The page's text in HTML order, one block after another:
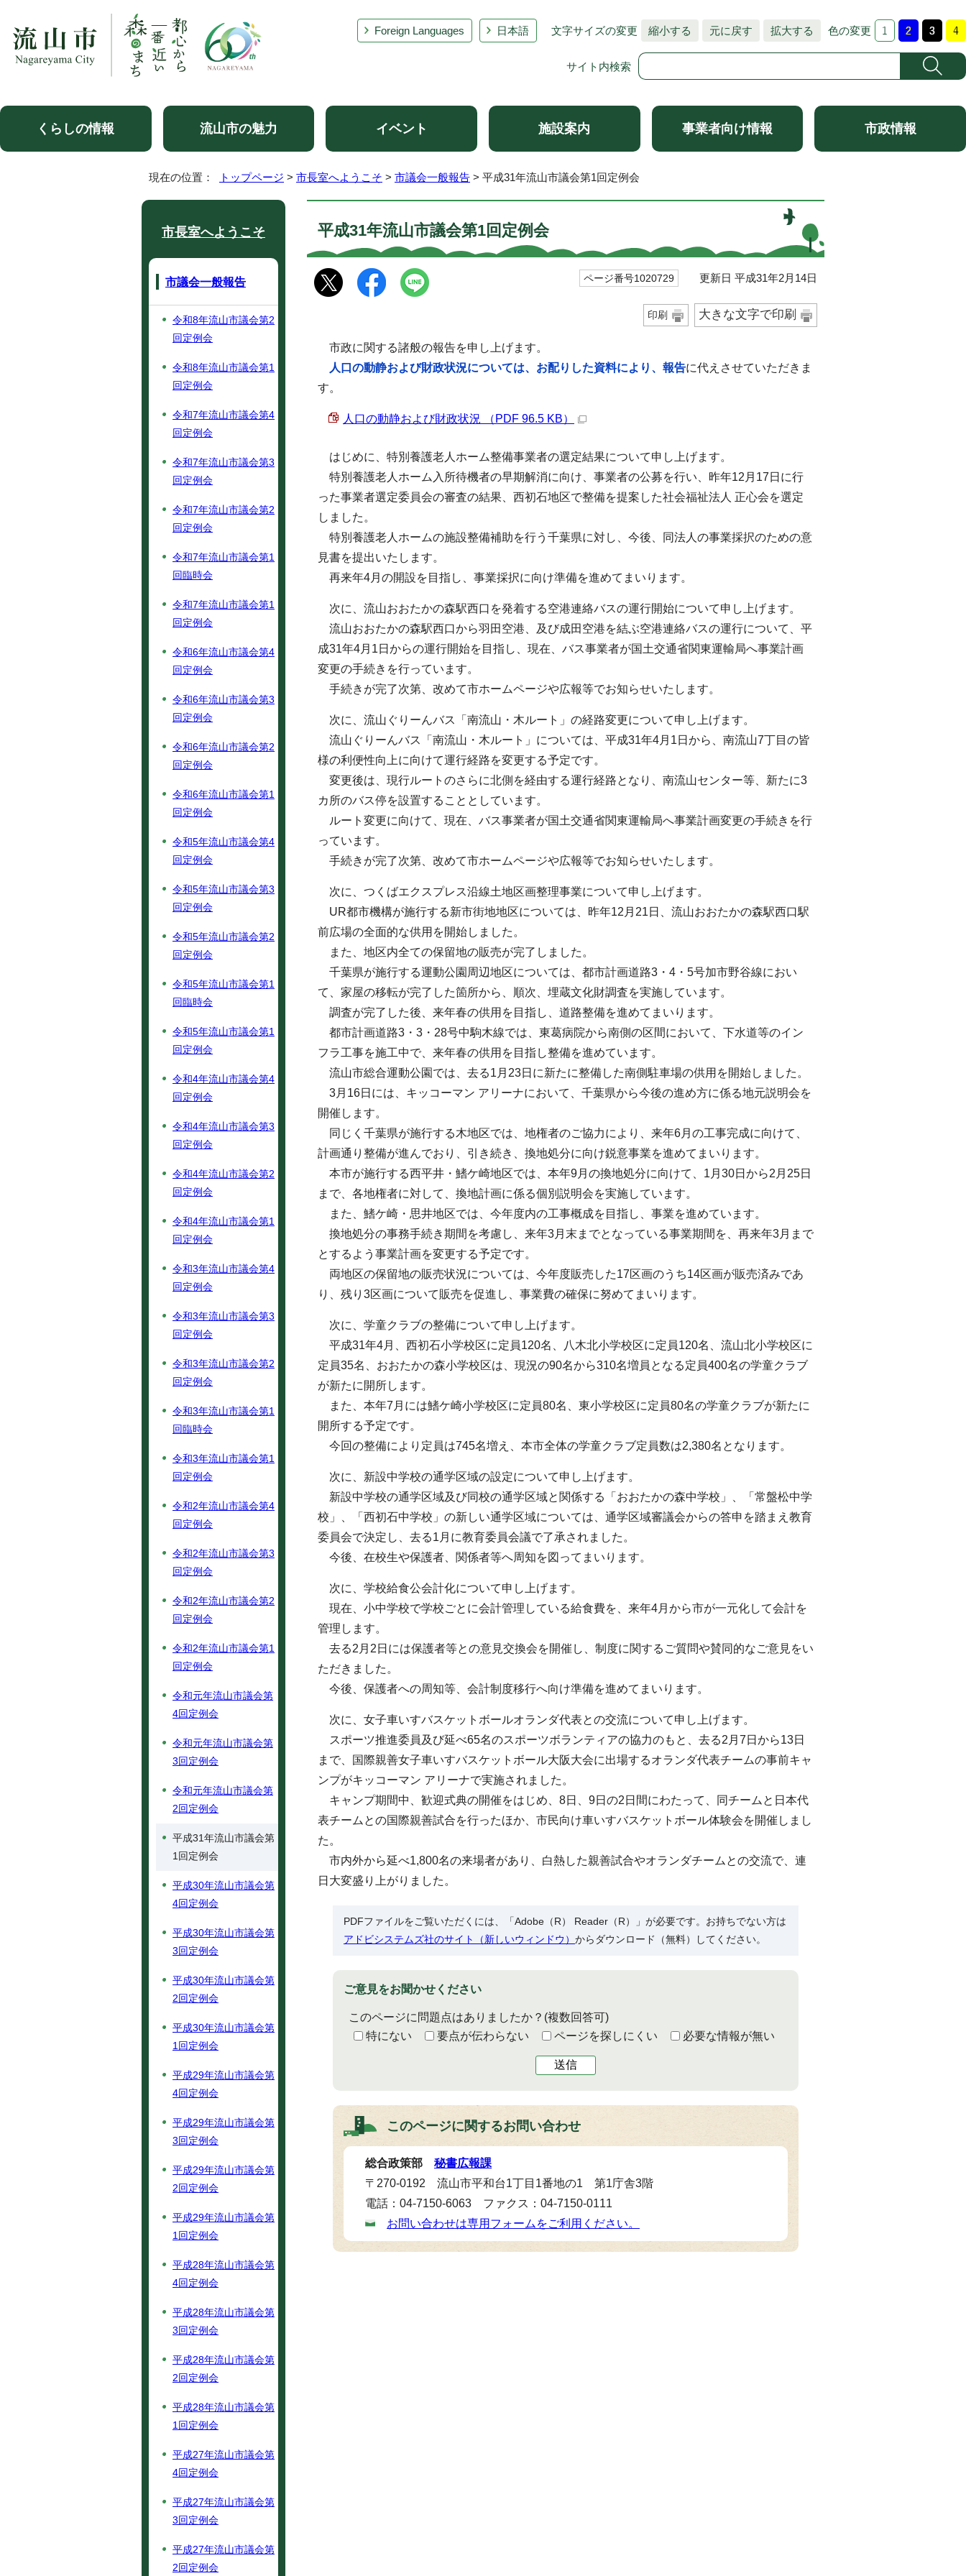
Foreign Languages 日本語 文字サイズの変更 縮小する 元に戻す 拡大する 色の変更
サイト内検索
くらしの情報 流山市の魅力 イベント 施設案内 事業者向け情報 市政情報
現在の位置： トップページ > 市長室へようこそ > 市議会一般報告 > 平成31年流山市議会第1回定例会
平成31年流山市議会第1回定例会
ページ番号1020729 更新日 平成31年2月14日
印刷 大きな文字で印刷
市政に関する諸般の報告を申し上げます。
人口の動静および財政状況については、お配りした資料により、報告に代えさせていただきま
す。
人口の動静および財政状況 （PDF 96.5 KB）
はじめに、特別養護老人ホーム整備事業者の選定結果について申し上げます。
特別養護老人ホーム入所待機者の早期解消に向け、事業者の公募を行い、昨年12月17日に行
った事業者選定委員会の審査の結果、西初石地区で整備を提案した社会福祉法人 正心会を選定
しました。
特別養護老人ホームの施設整備補助を行う千葉県に対し、今後、同法人の事業採択のための意
見書を提出いたします。
再来年4月の開設を目指し、事業採択に向け準備を進めてまいります。
次に、流山おおたかの森駅西口を発着する空港連絡バスの運行開始について申し上げます。
流山おおたかの森駅西口から羽田空港、及び成田空港を結ぶ空港連絡バスの運行について、平
成31年4月1日からの運行開始を目指し、現在、バス事業者が国土交通省関東運輸局へ事業計画
変更の手続きを行っています。
手続きが完了次第、改めて市ホームページや広報等でお知らせいたします。
次に、流山ぐりーんバス「南流山・木ルート」の経路変更について申し上げます。
流山ぐりーんバス「南流山・木ルート」については、平成31年4月1日から、南流山7丁目の皆
様の利便性向上に向けて運行経路を変更する予定です。
変更後は、現行ルートのさらに北側を経由する運行経路となり、南流山センター等、新たに3
カ所のバス停を設置することとしています。
ルート変更に向けて、現在、バス事業者が国土交通省関東運輸局へ事業計画変更の手続きを行
っています。
手続きが完了次第、改めて市ホームページや広報等でお知らせいたします。
次に、つくばエクスプレス沿線土地区画整理事業について申し上げます。
UR都市機構が施行する新市街地地区については、昨年12月21日、流山おおたかの森駅西口駅
前広場の全面的な供用を開始しました。
また、地区内全ての保留地の販売が完了しました。
千葉県が施行する運動公園周辺地区については、都市計画道路3・4・5号加市野谷線におい
て、家屋の移転が完了した箇所から、順次、埋蔵文化財調査を実施しています。
調査が完了した後、来年春の供用を目指し、道路整備を進めてまいります。
都市計画道路3・3・28号中駒木線では、東葛病院から南側の区間において、下水道等のイン
フラ工事を施工中で、来年春の供用を目指し整備を進めています。
流山市総合運動公園では、去る1月23日に新たに整備した南側駐車場の供用を開始しました。
3月16日には、キッコーマン アリーナにおいて、千葉県から今後の進め方に係る地元説明会を
開催します。
同じく千葉県が施行する木地区では、地権者のご協力により、来年6月の工事完成に向けて、
計画通り整備が進んでおり、引き続き、換地処分に向け鋭意事業を進めてまいります。
本市が施行する西平井・鰭ケ崎地区では、本年9月の換地処分に向けて、1月30日から2月25日
まで、各地権者に対して、換地計画に係る個別説明会を実施しています。
また、鰭ケ崎・思井地区では、今年度内の工事概成を目指し、事業を進めています。
換地処分の事務手続き期間を考慮し、来年3月末までとなっている事業期間を、再来年3月まで
とするよう事業計画を変更する予定です。
両地区の保留地の販売状況については、今年度販売した17区画のうち14区画が販売済みであ
り、残り3区画について販売を促進し、事業費の確保に努めてまいります。
次に、学童クラブの整備について申し上げます。
平成31年4月、西初石小学校区に定員120名、八木北小学校区に定員120名、流山北小学校区に
定員35名、おおたかの森小学校区は、現況の90名から310名増員となる定員400名の学童クラブ
が新たに開所します。
また、本年7月には鰭ケ崎小学校区に定員80名、東小学校区に定員80名の学童クラブが新たに
開所する予定です。
今回の整備により定員は745名増え、本市全体の学童クラブ定員数は2,380名となります。
次に、新設中学校の通学区域の設定について申し上げます。
新設中学校の通学区域及び同校の通学区域と関係する「おおたかの森中学校」、「常盤松中学
校」、「西初石中学校」の新しい通学区域については、通学区域審議会からの答申を踏まえ教育
委員会で決定し、去る1月に教育委員会議で了承されました。
今後、在校生や保護者、関係者等へ周知を図ってまいります。
次に、学校給食公会計化について申し上げます。
現在、小中学校で学校ごとに会計管理している給食費を、来年4月から市が一元化して会計を
管理します。
去る2月2日には保護者等との意見交換会を開催し、制度に関するご質問や賛同的なご意見をい
ただきました。
今後、保護者への周知等、会計制度移行へ向け準備を進めてまいります。
次に、女子車いすバスケットボールオランダ代表との交流について申し上げます。
スポーツ推進委員及び延べ65名のスポーツボランティアの協力のもと、去る2月7日から13日
まで、国際親善女子車いすバスケットボール大阪大会に出場するオランダ代表チームの事前キャ
ンプがキッコーマン アリーナで実施されました。
キャンプ期間中、歓迎式典の開催をはじめ、8日、9日の2日間にわたって、同チームと日本代
表チームとの国際親善試合を行ったほか、市民向け車いすバスケットボール体験会を開催しまし
た。
市内外から延べ1,800名の来場者があり、白熱した親善試合やオランダチームとの交流で、連
日大変盛り上がりました。
PDFファイルをご覧いただくには、「Adobe（R） Reader（R）」が必要です。お持ちでない方は
アドビシステムズ社のサイト（新しいウィンドウ） からダウンロード（無料）してください。
ご意見をお聞かせください
このページに問題点はありましたか？ (複数回答可)
特にない
要点が伝わらない ページを探しにくい 必要な情報が無い
送信
このページに関するお問い合わせ
総合政策部 秘書広報課
〒270-0192 流山市平和台1丁目1番地の1 第1庁舎3階
電話：04-7150-6063 ファクス：04-7150-0111
お問い合わせは専用フォームをご利用ください。
市長室へようこそ
市議会一般報告
令和8年流山市議会第2
回定例会
令和8年流山市議会第1
回定例会
令和7年流山市議会第4
回定例会
令和7年流山市議会第3
回定例会
令和7年流山市議会第2
回定例会
令和7年流山市議会第1
回臨時会
令和7年流山市議会第1
回定例会
令和6年流山市議会第4
回定例会
令和6年流山市議会第3
回定例会
令和6年流山市議会第2
回定例会
令和6年流山市議会第1
回定例会
令和5年流山市議会第4
回定例会
令和5年流山市議会第3
回定例会
令和5年流山市議会第2
回定例会
令和5年流山市議会第1
回臨時会
令和5年流山市議会第1
回定例会
令和4年流山市議会第4
回定例会
令和4年流山市議会第3
回定例会
令和4年流山市議会第2
回定例会
令和4年流山市議会第1
回定例会
令和3年流山市議会第4
回定例会
令和3年流山市議会第3
回定例会
令和3年流山市議会第2
回定例会
令和3年流山市議会第1
回臨時会
令和3年流山市議会第1
回定例会
令和2年流山市議会第4
回定例会
令和2年流山市議会第3
回定例会
令和2年流山市議会第2
回定例会
令和2年流山市議会第1
回定例会
令和元年流山市議会第
4回定例会
令和元年流山市議会第
3回定例会
令和元年流山市議会第
2回定例会
平成31年流山市議会第
1回定例会
平成30年流山市議会第
4回定例会
平成30年流山市議会第
3回定例会
平成30年流山市議会第
2回定例会
平成30年流山市議会第
1回定例会
平成29年流山市議会第
4回定例会
平成29年流山市議会第
3回定例会
平成29年流山市議会第
2回定例会
平成29年流山市議会第
1回定例会
平成28年流山市議会第
4回定例会
平成28年流山市議会第
3回定例会
平成28年流山市議会第
2回定例会
平成28年流山市議会第
1回定例会
平成27年流山市議会第
4回定例会
平成27年流山市議会第
3回定例会
平成27年流山市議会第
2回定例会